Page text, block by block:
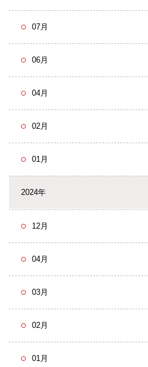
07月
06月
04月
02月
01月
2024年
12月
04月
03月
02月
01月